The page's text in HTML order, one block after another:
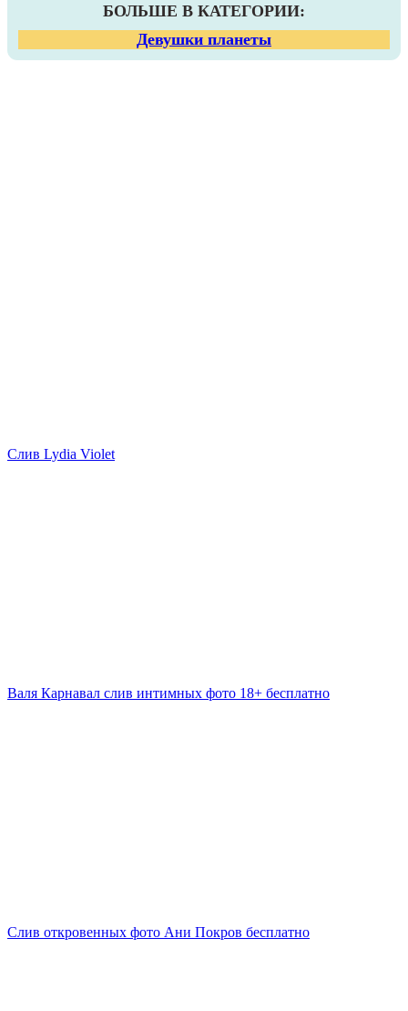
БОЛЬШЕ В КАТЕГОРИИ:
Девушки планеты
Слив Lydia Violet
Валя Карнавал слив интимных фото 18+ бесплатно
Слив откровенных фото Ани Покров бесплатно